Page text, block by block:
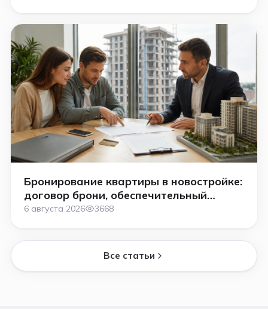
Бронирование квартиры в новостройке:
договор брони, обеспечительный
платёж и как вернуть деньги в 2026
6 августа 2026 3668
Все статьи